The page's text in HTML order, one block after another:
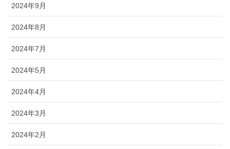
2024年9月
2024年8月
2024年7月
2024年5月
2024年4月
2024年3月
2024年2月